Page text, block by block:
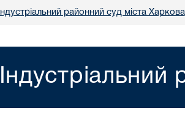
Індустріальний районний суд міста Харкова